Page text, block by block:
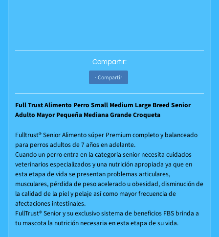
Compartir:
Compartir
Full Trust Alimento Perro Small Medium Large Breed Senior
Adulto Mayor Pequeña Mediana Grande Croqueta
Fulltrust® Senior Alimento súper Premium completo y balanceado
para perros adultos de 7 años en adelante.
Cuando un perro entra en la categoría senior necesita cuidados
veterinarios especializados y una nutrición apropiada ya que en
esta etapa de vida se presentan problemas articulares,
musculares, pérdida de peso acelerado u obesidad, disminución de
la calidad de la piel y pelaje así como mayor frecuencia de
afectaciones intestinales.
FullTrust® Senior y su exclusivo sistema de beneficios FBS brinda a
tu mascota la nutrición necesaria en esta etapa de su vida.